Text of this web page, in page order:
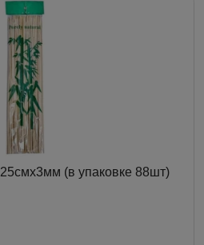
(в упаковке 88шт)